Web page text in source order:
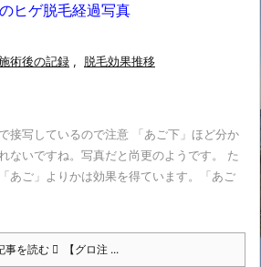
ヒゲ脱毛経過写真
術後の記録 , 脱毛効果推移
接写しているので注意 「あご下」ほど分か
ないですね。写真だと尚更のようです。 た
あご」よりかは効果を得ています。「あご
事を読む 【グロ注 ...